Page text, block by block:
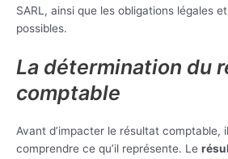
SARL, ainsi que les obligations légales
possibles.
La détermination du
comptable
Avant d’impacter le résultat comptable,
comprendre ce qu’il représente. Le